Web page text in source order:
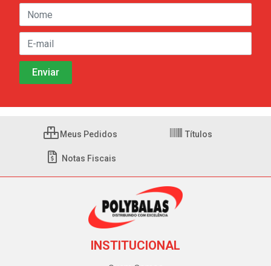
Meus Pedidos Títulos
Notas Fiscais
INSTITUCIONAL